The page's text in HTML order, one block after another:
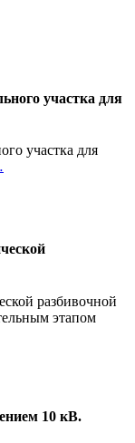
участка для
участка для
разбивочной
этапом
10 кВ.